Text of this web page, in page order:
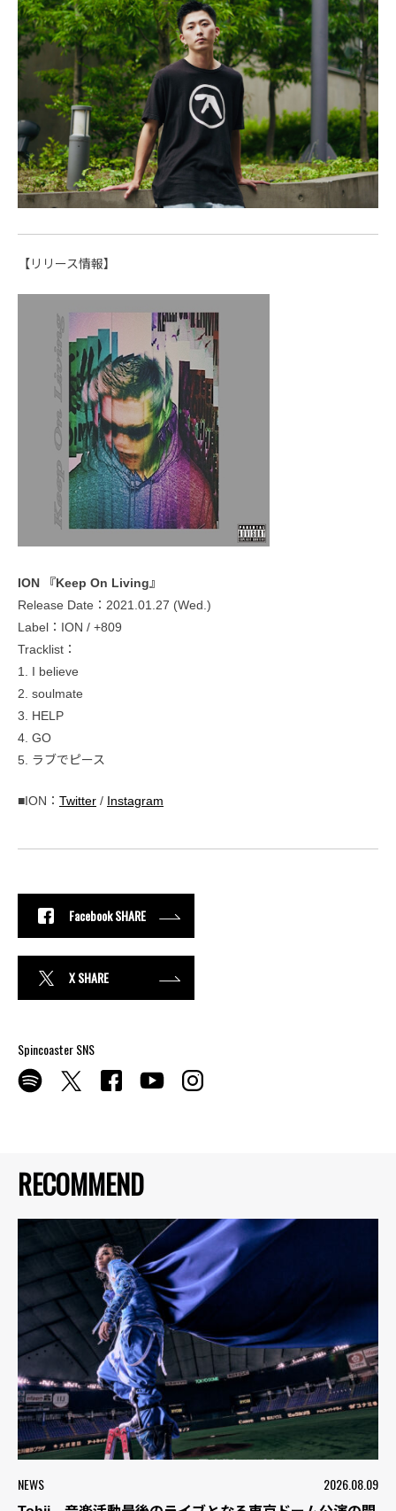
RECOMMEND
NEWS 2026.08.09
【リリース情報】
ION 『Keep On Living』
Release Date：2021.01.27 (Wed.)
Label：ION / +809
Tracklist：
1. I believe
2. soulmate
3. HELP
4. GO
5. ラブでピース
■ION： Twitter / Instagram
Facebook SHARE
X SHARE
Spincoaster SNS